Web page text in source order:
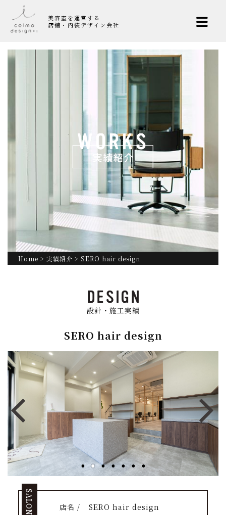
美容室を運営する
店舗・内装デザイン会社
Home > 実績紹介 > SERO hair design
設計・施工実績
SERO hair design
店名 /
SERO hair design